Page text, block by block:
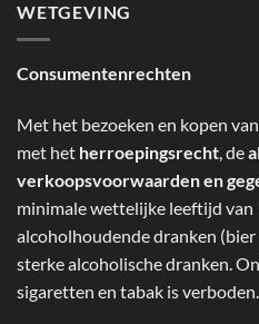
WETGEVING
Consumentenrechten
Met het bezoeken en kopen
met het herroepingsrecht , de
verkoopsvoorwaarden en
minimale wettelijke leeftijd van
alcoholhoudende dranken
sterke alcoholische dranken.
sigaretten en tabak is verboden.